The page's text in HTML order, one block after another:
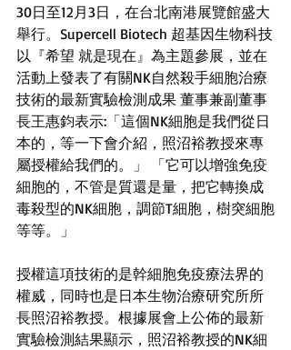
30日至12月3日，在台北南港展覽館盛大
舉行。Supercell Biotech 超基因生物科技
以『希望 就是現在』為主題參展，並在
活動上發表了有關NK自然殺手細胞治療
技術的最新實驗檢測成果 董事兼副董事
長王惠鈞表示:「這個NK細胞是我們從日
本的，等一下會介紹，照沼裕教授來專
屬授權給我們的。」 「它可以增強免疫
細胞的，不管是質還是量，把它轉換成
毒殺型的NK細胞，調節T細胞，樹突細胞
等等。」
授權這項技術的是幹細胞免疫療法界的
權威，同時也是日本生物治療研究所所
長照沼裕教授。根據展會上公佈的最新
實驗檢測結果顯示，照沼裕教授的NK細